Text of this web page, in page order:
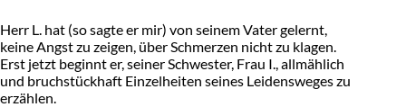
Herr L. hat (so sagte er mir) von seinem Vater gelernt,
keine Angst zu zeigen, über Schmerzen nicht zu klagen.
Erst jetzt beginnt er, seiner Schwester, Frau I., allmählich
und bruchstückhaft Einzelheiten seines Leidensweges zu
erzählen.